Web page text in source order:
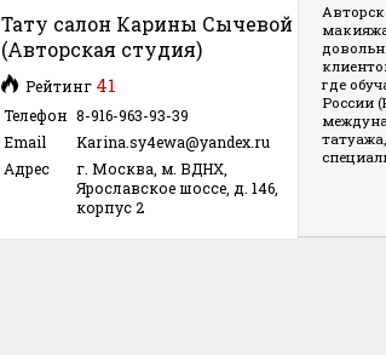
Тату салон Карины Сычевой
(Авторская студия)
Рейтинг 41
Телефон 8-916-963-93-39
Email
Karina.sy4ewa@yandex.ru
Адрес
г. Москва, м. ВДНХ,
Ярославское шоссе, д. 146,
корпус 2
где
России